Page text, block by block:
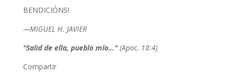
BENDICIÓNS!
—MIGUEL H. JAVIER
"Salid de ella, pueblo mío…"(Apoc. 18:4)
Compartir